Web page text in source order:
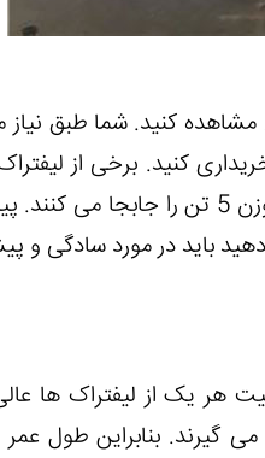
مشاهده کنید. شما طبق
کنید. برخی از
جابجایی بار 7 تن را دارند. برخی از دیگر لیفتراک ها بار با وزن 5
باید در مورد سادگی و
هر یک از لیفتراک ها
گیرند. بنابراین طول